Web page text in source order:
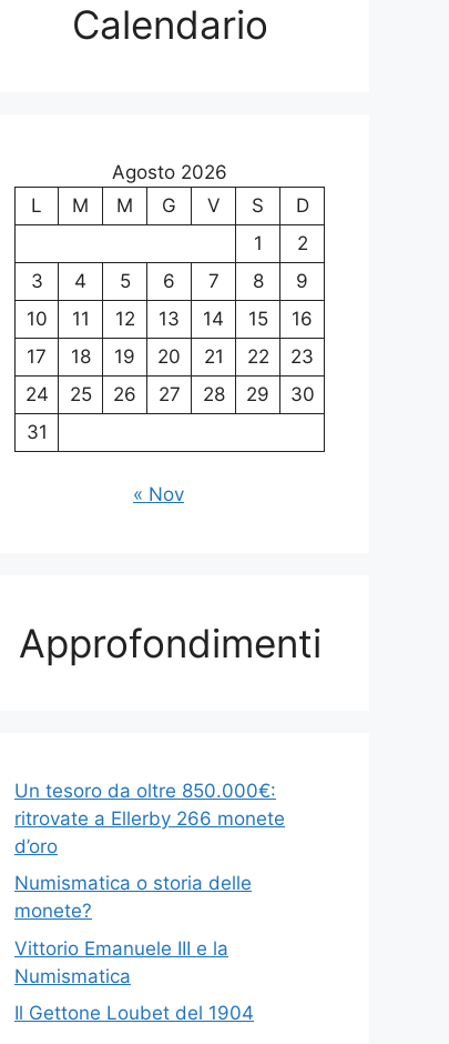
Calendario
Agosto 2026
L
M M G V S
D
1
2
3
4 5 6 7 8
9
10
11 12 13 14 15
16
17
18 19 20 21 22
23
24
25 26 27 28 29
30
31
« Nov
Approfondimenti
Un tesoro da oltre 850.000€:
ritrovate a Ellerby 266 monete
d’oro
Numismatica o storia delle
monete?
Vittorio Emanuele III e la
Numismatica
Il Gettone Loubet del 1904